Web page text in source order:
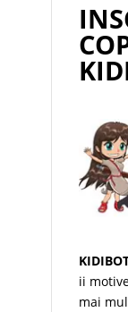
ii
mai